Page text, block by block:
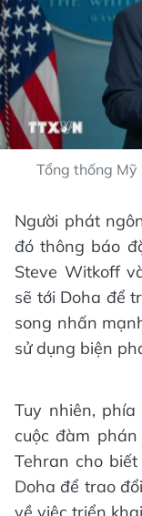
Tổng thống Mỹ
Người phát
đó thông báo
Steve Witkoff
sẽ tới Doha để
song nhấn
sử dụng biện
Tuy nhiên,
cuộc đàm
Tehran cho
Doha để trao
về việc triển